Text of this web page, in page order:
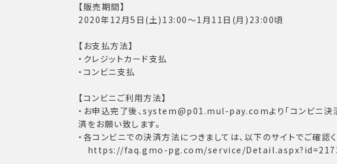
【販売期間】
2020年12月5日(土)13:00〜1月11日(月)23:00頃
【お支払方法】
・クレジットカード支払
・コンビニ支払
【コンビニご利用方法】
・お申込完了後、system@p01.mul-pay.comより「コンビニ決
済をお願い致します。
・各コンビニでの決済方法につきましては、以下のサイトでご確認く
https://faq.gmo-pg.com/service/